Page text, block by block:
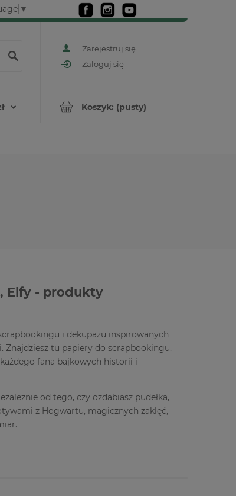
▼
Zarejestruj się
Zaloguj się
Koszyk: (pusty)
Elfy - produkty
i dekupażu inspirowanych
tu papiery do scrapbookingu,
fana bajkowych historii i
od tego, czy ozdabiasz pudełka,
z Hogwartu, magicznych zaklęć,